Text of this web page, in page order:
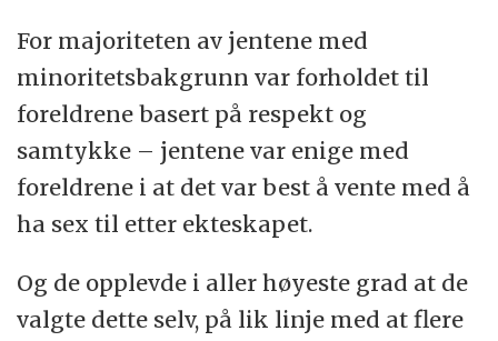
For majoriteten av jentene med
minoritetsbakgrunn var forholdet til
foreldrene basert på respekt og
samtykke – jentene var enige med
foreldrene i at det var best å vente med å
ha sex til etter ekteskapet.
Og de opplevde i aller høyeste grad at de
valgte dette selv, på lik linje med at flere